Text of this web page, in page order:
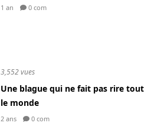
1 an 0 com
3,552 vues
Une blague qui ne fait pas rire tout
le monde
2 ans 0 com